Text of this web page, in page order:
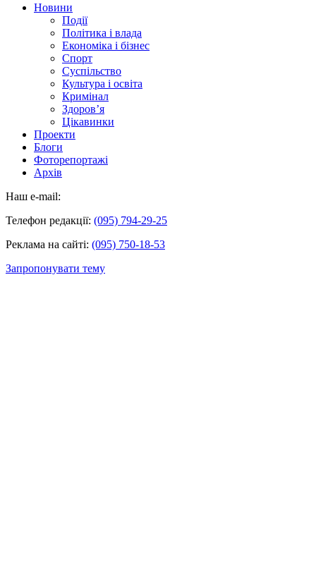
Новини
Події
Політика і влада
Економіка і бізнес
Спорт
Суспільство
Культура і освіта
Кримінал
Здоров’я
Цікавинки
Проекти
Блоги
Фоторепортажі
Архів
Наш e-mail:
Телефон редакції: (095) 794-29-25
Реклама на сайті: (095) 750-18-53
Запропонувати тему